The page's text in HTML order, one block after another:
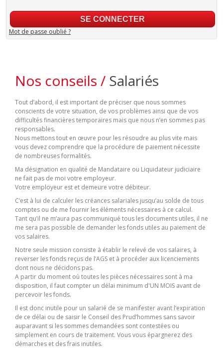
Mot de passe oublié ?
Nos conseils / Salariés
Tout d’abord, il est important de préciser que nous sommes
conscients de votre situation, de vos problèmes ainsi que de vos
difficultés financières temporaires mais que nous n’en sommes pas
responsables.
Nous mettons tout en œuvre pour les résoudre au plus vite mais
vous devez comprendre que la procédure de paiement nécessite
de nombreuses formalités.
Ma désignation en qualité de Mandataire ou Liquidateur judiciaire
ne fait pas de moi votre employeur.
Votre employeur est et demeure votre débiteur.
C’est à lui de calculer les créances salariales jusqu’au solde de tous
comptes ou de me fournir les éléments nécessaires à ce calcul.
Tant qu’il ne m’aura pas communiqué tous les documents utiles, il ne
me sera pas possible de demander les fonds utiles au paiement de
vos salaires.
Notre seule mission consiste à établir le relevé de vos salaires, à
reverser les fonds reçus de l’AGS et à procéder aux licenciements
dont nous ne décidons pas.
A partir du moment où toutes les pièces nécessaires sont à ma
disposition, il faut compter un délai minimum d'UN MOIS avant de
percevoir les fonds.
Il est donc inutile pour un salarié de se manifester avant l’expiration
de ce délai ou de saisir le Conseil des Prud’hommes sans savoir
auparavant si les sommes demandées sont contestées ou
simplement en cours de traitement. Vous vous épargnerez des
démarches et des frais inutiles.